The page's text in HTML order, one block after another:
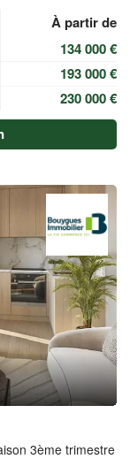
À partir de
134 000 €
193 000 €
230 000 €
3ème trimestre